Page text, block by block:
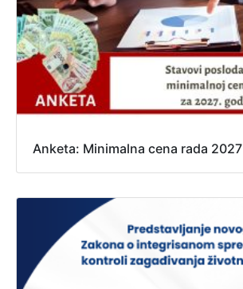
Anketa: Minimalna cena rada 2027